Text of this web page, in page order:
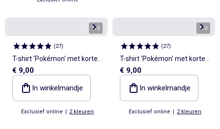
1/3
(27)
T-shirt 'Pokémon' met korte
mouwen
€ 9,00
In winkelmandje
Exclusief online | 2 kleuren
1/3
(27)
T-shirt 'Pokémon' met korte
mouwen
€ 9,00
In winkelmandje
Exclusief online | 2 kleuren